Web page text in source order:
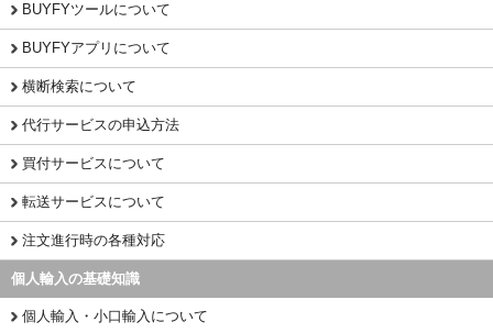
BUYFYツールについて
BUYFYアプリについて
横断検索について
代行サービスの申込方法
買付サービスについて
転送サービスについて
注文進行時の各種対応
個人輸入の基礎知識
個人輸入・小口輸入について